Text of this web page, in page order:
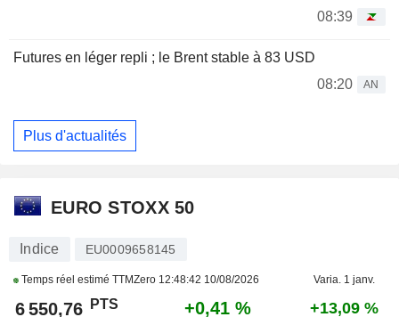
08:39
Futures en léger repli ; le Brent stable à 83 USD
08:20
AN
Plus d'actualités
EURO STOXX 50
Indice EU0009658145
Temps réel estimé TTMZero 12:48:42 10/08/2026 Varia. 1 janv.
6 550,76 PTS +0,41 % +13,09 %